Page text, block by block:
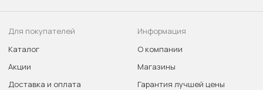
Для покупателей
Каталог
Акции
Доставка и оплата
Информация
О компании
Магазины
Гарантия лучшей цены